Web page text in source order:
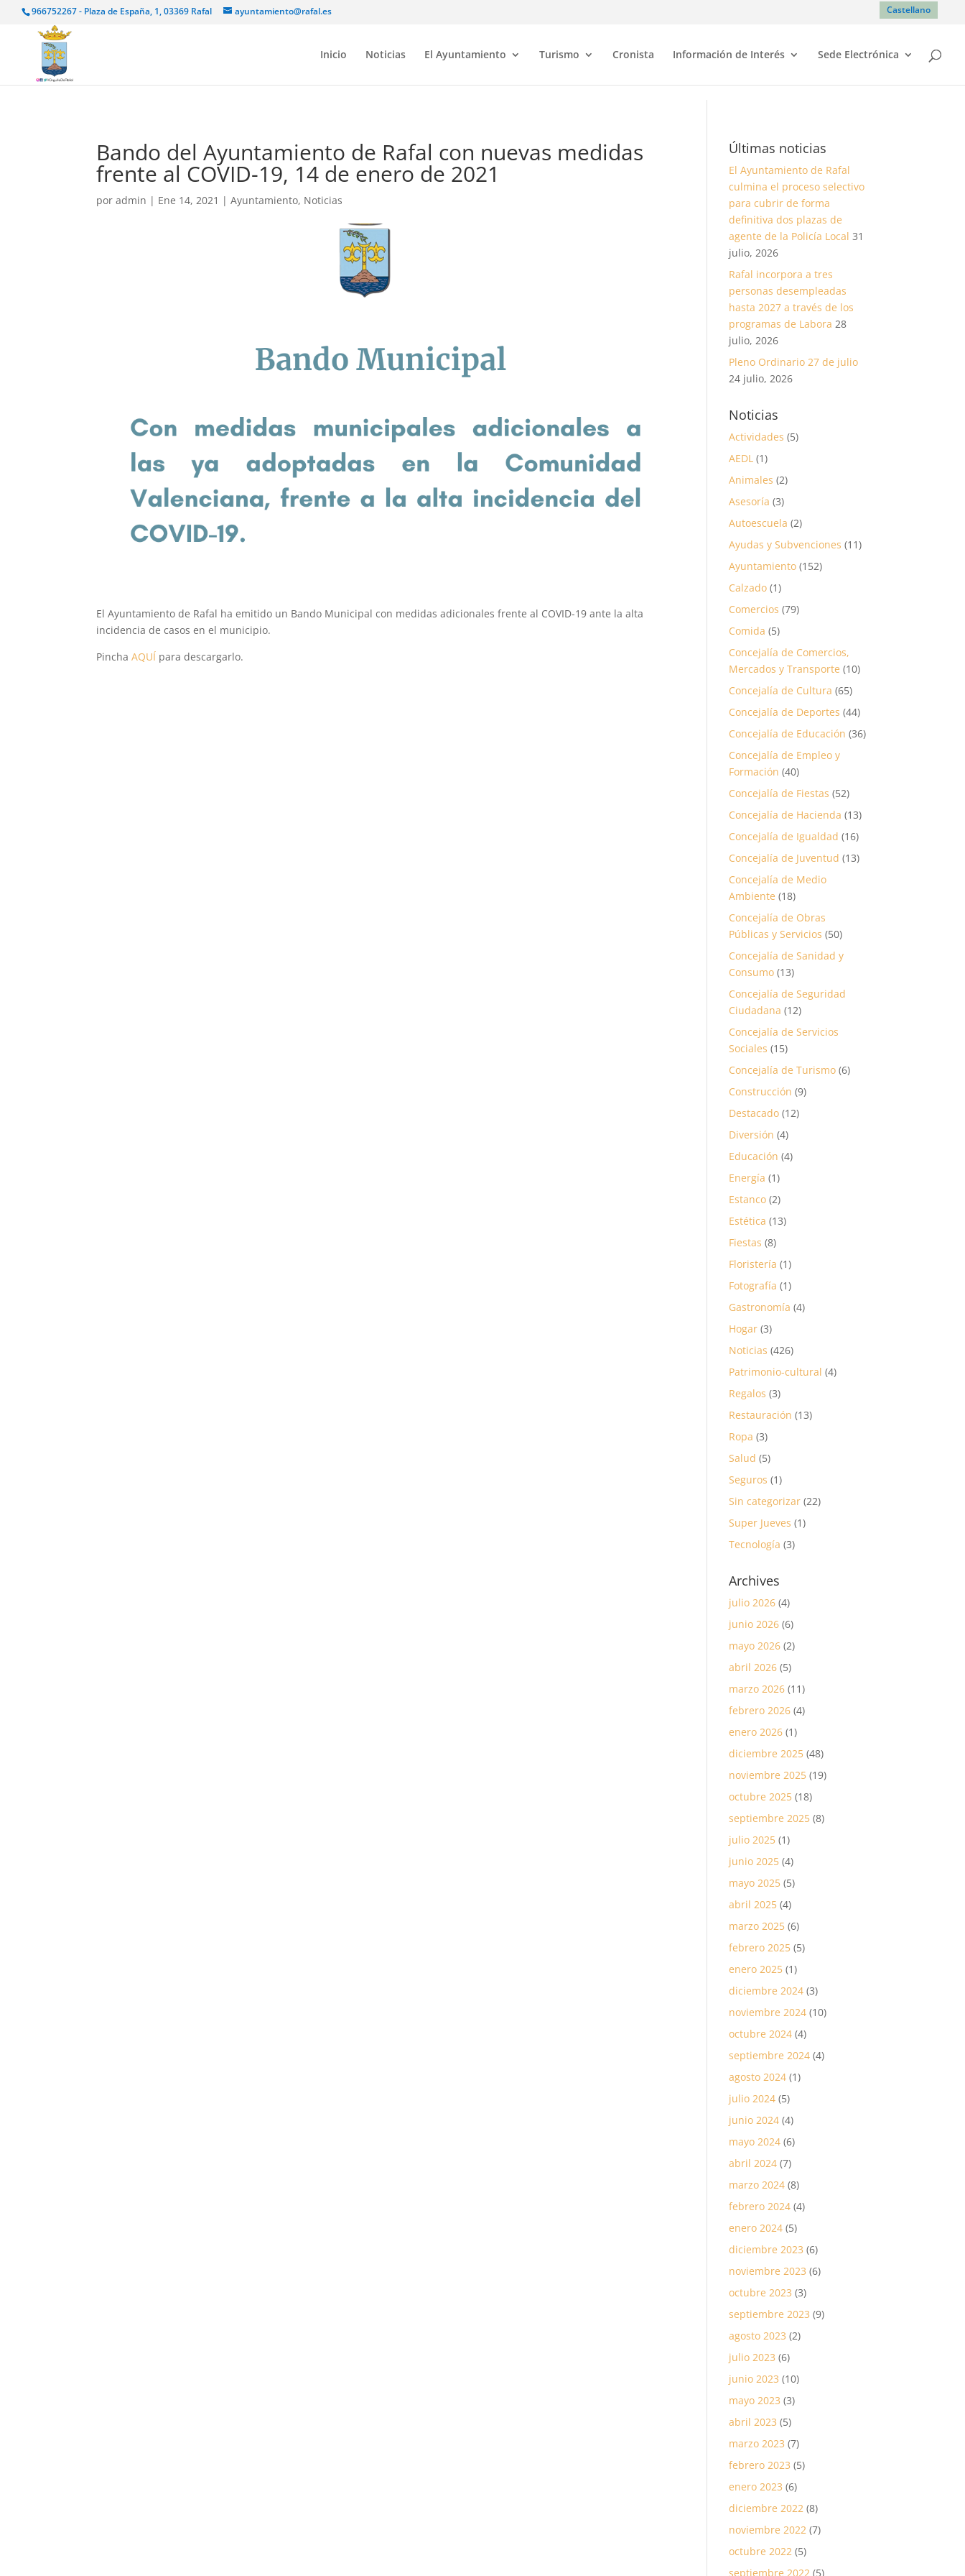
966752267 - Plaza de España, 1, 03369 Rafal ayuntamiento@rafal.es Castellano
Inicio Noticias El Ayuntamiento Turismo Cronista Información de Interés Sede Electrónica
Bando del Ayuntamiento de Rafal con nuevas medidas
frente al COVID-19, 14 de enero de 2021
poradmin | Ene 14, 2021 |Ayuntamiento, Noticias
El Ayuntamiento de Rafal ha emitido un Bando Municipal con medidas adicionales frente al COVID-19 ante la alta
incidencia de casos en el municipio.
PinchaAQUÍ para descargarlo.
Últimas noticias
El Ayuntamiento de Rafal
culmina el proceso selectivo
para cubrir de forma
definitiva dos plazas de
agente de la Policía Local 31
julio, 2026
Rafal incorpora a tres
personas desempleadas
hasta 2027 a través de los
programas de Labora 28
julio, 2026
Pleno Ordinario 27 de julio
24 julio, 2026
Noticias
Actividades (5)
AEDL (1)
Animales (2)
Asesoría (3)
Autoescuela (2)
Ayudas y Subvenciones (11)
Ayuntamiento (152)
Calzado (1)
Comercios (79)
Comida (5)
Concejalía de Comercios,
Mercados y Transporte (10)
Concejalía de Cultura (65)
Concejalía de Deportes (44)
Concejalía de Educación (36)
Concejalía de Empleo y
Formación (40)
Concejalía de Fiestas (52)
Concejalía de Hacienda (13)
Concejalía de Igualdad (16)
Concejalía de Juventud (13)
Concejalía de Medio
Ambiente (18)
Concejalía de Obras
Públicas y Servicios (50)
Concejalía de Sanidad y
Consumo (13)
Concejalía de Seguridad
Ciudadana (12)
Concejalía de Servicios
Sociales (15)
Concejalía de Turismo (6)
Construcción (9)
Destacado (12)
Diversión (4)
Educación (4)
Energía (1)
Estanco (2)
Estética (13)
Fiestas (8)
Floristería (1)
Fotografía (1)
Gastronomía (4)
Hogar (3)
Noticias (426)
Patrimonio-cultural (4)
Regalos (3)
Restauración (13)
Ropa (3)
Salud (5)
Seguros (1)
Sin categorizar (22)
Super Jueves (1)
Tecnología (3)
Archives
julio 2026 (4)
junio 2026 (6)
mayo 2026 (2)
abril 2026 (5)
marzo 2026 (11)
febrero 2026 (4)
enero 2026 (1)
diciembre 2025 (48)
noviembre 2025 (19)
octubre 2025 (18)
septiembre 2025 (8)
julio 2025 (1)
junio 2025 (4)
mayo 2025 (5)
abril 2025 (4)
marzo 2025 (6)
febrero 2025 (5)
enero 2025 (1)
diciembre 2024 (3)
noviembre 2024 (10)
octubre 2024 (4)
septiembre 2024 (4)
agosto 2024 (1)
julio 2024 (5)
junio 2024 (4)
mayo 2024 (6)
abril 2024 (7)
marzo 2024 (8)
febrero 2024 (4)
enero 2024 (5)
diciembre 2023 (6)
noviembre 2023 (6)
octubre 2023 (3)
septiembre 2023 (9)
agosto 2023 (2)
julio 2023 (6)
junio 2023 (10)
mayo 2023 (3)
abril 2023 (5)
marzo 2023 (7)
febrero 2023 (5)
enero 2023 (6)
diciembre 2022 (8)
noviembre 2022 (7)
octubre 2022 (5)
septiembre 2022 (5)